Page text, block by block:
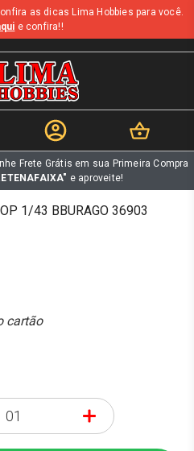
as dicas Lima Hobbies para você.
e confira!!
Frete Grátis em sua Primeira Compra
e aproveite!
1/43 BBURAGO 36903
cartão
+